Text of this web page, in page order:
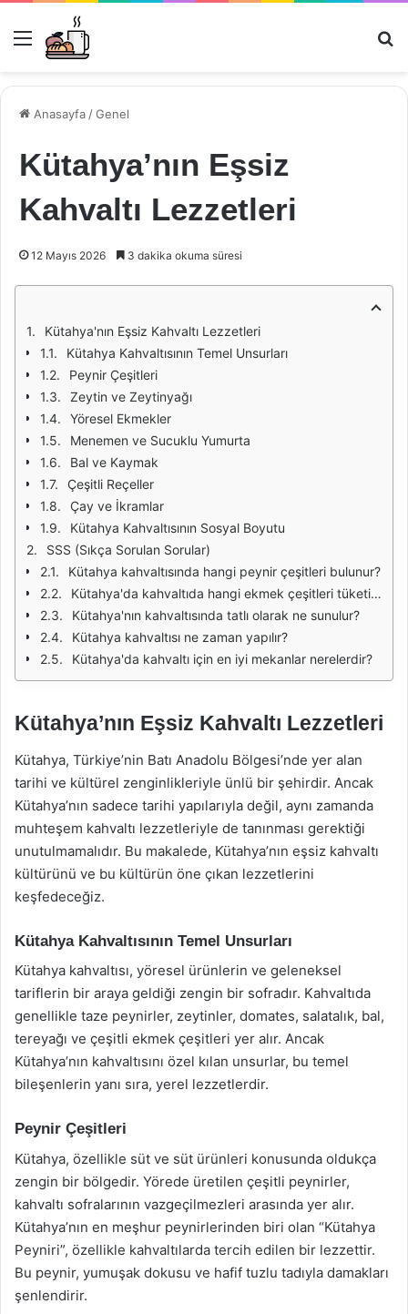
Menü
Anasayfa /Genel
Kütahya’nın Eşsiz
Kahvaltı Lezzetleri
12 Mayıs 2026 3 dakika okuma süresi
Kütahya'nın Eşsiz Kahvaltı Lezzetleri
Kütahya Kahvaltısının Temel Unsurları
Peynir Çeşitleri
Zeytin ve Zeytinyağı
Yöresel Ekmekler
Menemen ve Sucuklu Yumurta
Bal ve Kaymak
Çeşitli Reçeller
Çay ve İkramlar
Kütahya Kahvaltısının Sosyal Boyutu
SSS (Sıkça Sorulan Sorular)
Kütahya kahvaltısında hangi peynir çeşitleri bulunur?
Kütahya'da kahvaltıda hangi ekmek çeşitleri tüketilir?
Kütahya'nın kahvaltısında tatlı olarak ne sunulur?
Kütahya kahvaltısı ne zaman yapılır?
Kütahya'da kahvaltı için en iyi mekanlar nerelerdir?
Kütahya’nın Eşsiz Kahvaltı Lezzetleri
Kütahya, Türkiye’nin Batı Anadolu Bölgesi’nde yer alan
tarihi ve kültürel zenginlikleriyle ünlü bir şehirdir. Ancak
Kütahya’nın sadece tarihi yapılarıyla değil, aynı zamanda
muhteşem kahvaltı lezzetleriyle de tanınması gerektiği
unutulmamalıdır. Bu makalede, Kütahya’nın eşsiz kahvaltı
kültürünü ve bu kültürün öne çıkan lezzetlerini
keşfedeceğiz.
Kütahya Kahvaltısının Temel Unsurları
Kütahya kahvaltısı, yöresel ürünlerin ve geleneksel
tariflerin bir araya geldiği zengin bir sofradır. Kahvaltıda
genellikle taze peynirler, zeytinler, domates, salatalık, bal,
tereyağı ve çeşitli ekmek çeşitleri yer alır. Ancak
Kütahya’nın kahvaltısını özel kılan unsurlar, bu temel
bileşenlerin yanı sıra, yerel lezzetlerdir.
Peynir Çeşitleri
Kütahya, özellikle süt ve süt ürünleri konusunda oldukça
zengin bir bölgedir. Yörede üretilen çeşitli peynirler,
kahvaltı sofralarının vazgeçilmezleri arasında yer alır.
Kütahya’nın en meşhur peynirlerinden biri olan “Kütahya
Peyniri”, özellikle kahvaltılarda tercih edilen bir lezzettir.
Bu peynir, yumuşak dokusu ve hafif tuzlu tadıyla damakları
şenlendirir.